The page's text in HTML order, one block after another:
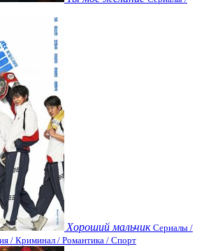
Хороший мальчик Сериалы /
/ Криминал / Романтика / Спорт